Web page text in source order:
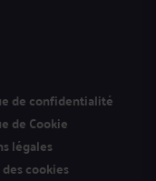
de confidentialité
de Cookie
légales
cookies